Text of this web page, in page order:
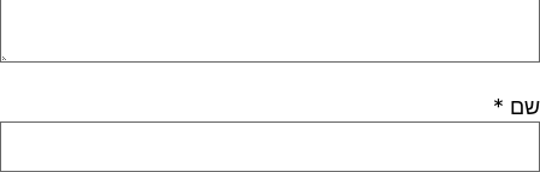
שם *